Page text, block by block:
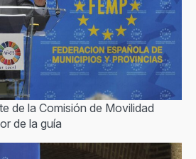
de la Comisión de Movilidad
de la guía